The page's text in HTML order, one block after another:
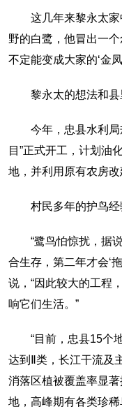
这几年来黎永太
野的白鹭，他冒出一
不定能变成大家的‘金凤
黎永太的想法和县
今年，忠县水利
目”正式开工，计划油
地，并利用原有农房改
村民多年的护鸟经
“鹭鸟怕惊扰，据
合生存，第二年才会‘
说，“因此较大的工程
响它们生活。”
“目前，忠县15个
达到Ⅱ类，长江干流及
消落区植被覆盖率显
地，高峰期有各类珍